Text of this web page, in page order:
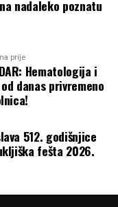
je na riječi
koje si sisao!“,
slušaju riječ Božju i
otkriva pravu
jer je rodila
vjerna tijekom
nadaleko poznatu
prije
Hematologija i
danas privremeno
512. godišnjice
fešta 2026.